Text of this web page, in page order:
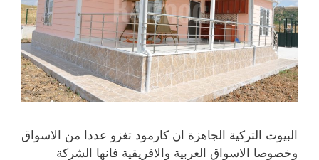
البيوت التركية الجاهزة ان كارمود تغزو عددا من الاسواق
وخصوصا الاسواق العربية والافريقية فانها الشركة